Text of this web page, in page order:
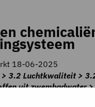
18-06-2025
> 3.2 Luchtkwaliteit >
uit zwembadwater >
basis monitoringsysteem